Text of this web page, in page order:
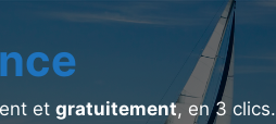
et gratuitement, en 3 clics.